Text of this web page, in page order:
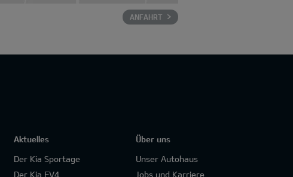
ANFAHRT
Aktuelles
Der Kia Sportage
Der Kia EV4
Über uns
Unser Autohaus
Jobs und Karriere